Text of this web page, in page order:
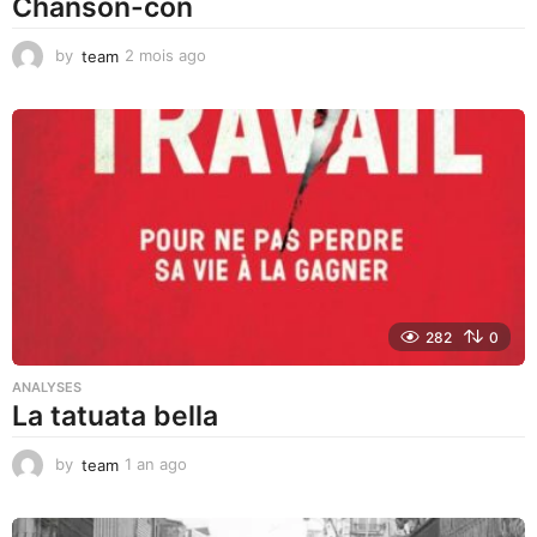
by team 2 mois ago
s
a
282 0
ANALYSES
La tatuata bella
by team 1 an ago
a